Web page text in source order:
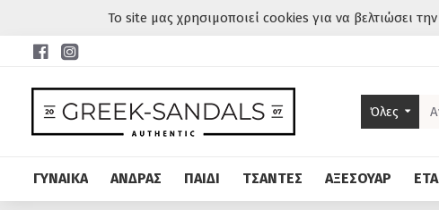
Το site μας χρησιμοποιεί cookies για να βελτιώσει
Όλες
ΓΥΝΑΙΚΑ ΑΝΔΡΑΣ ΠΑΙΔΙ ΤΣΑΝΤΕΣ ΑΞΕΣΟΥΑΡ